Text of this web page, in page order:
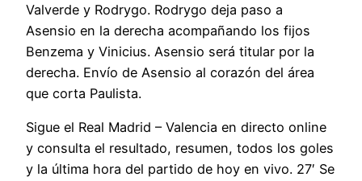
Valverde y Rodrygo. Rodrygo deja paso a
Asensio en la derecha acompañando los fijos
Benzema y Vinicius. Asensio será titular por la
derecha. Envío de Asensio al corazón del área
que corta Paulista.
Sigue el Real Madrid – Valencia en directo online
y consulta el resultado, resumen, todos los goles
y la última hora del partido de hoy en vivo. 27′ Se